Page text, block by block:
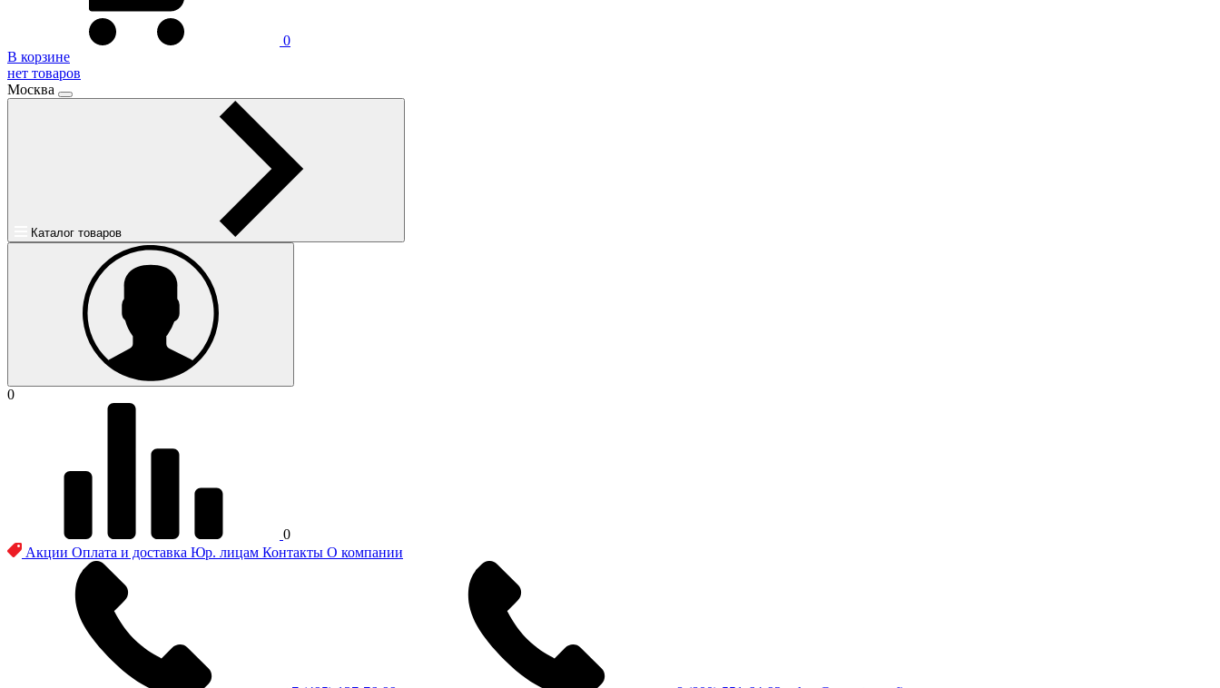
0
В корзине
нет товаров
Москва
Каталог товаров
0
0
Акции Оплата и доставка Юр. лицам Контакты О компании